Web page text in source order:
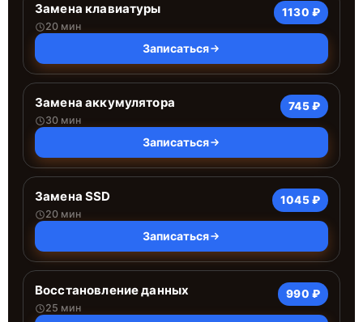
Замена клавиатуры
20 мин
1130 ₽
Записаться
Замена аккумулятора
30 мин
745 ₽
Записаться
Замена SSD
20 мин
1045 ₽
Записаться
Восстановление данных
25 мин
990 ₽